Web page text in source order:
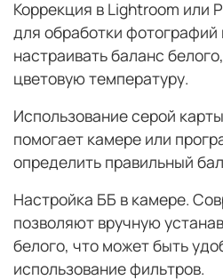
Коррекция в Lightroom или
для обработки фотографий
настраивать баланс
цветовую температуру.
Использование серой
помогает камере или
определить правильный
Настройка ББ в камере.
позволяют вручную
белого, что может быть
использование фильтров.